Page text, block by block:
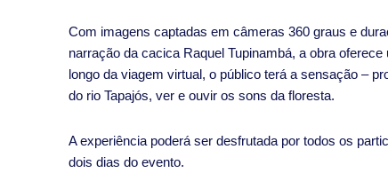
Com imagens captadas em câmeras 360 graus e
narração da cacica Raquel Tupinambá, a obra
longo da viagem virtual, o público terá a sensação –
do rio Tapajós, ver e ouvir os sons da floresta.
A experiência poderá ser desfrutada por todos os
dois dias do evento.